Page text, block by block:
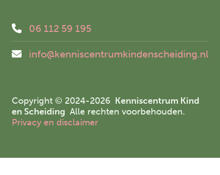
06 112 59 195
info@kenniscentrumkindenscheiding.nl
Copyright © 2024-2026
Kenniscentrum Kind
en Scheiding Alle rechten voorbehouden.
Privacy en disclaimer